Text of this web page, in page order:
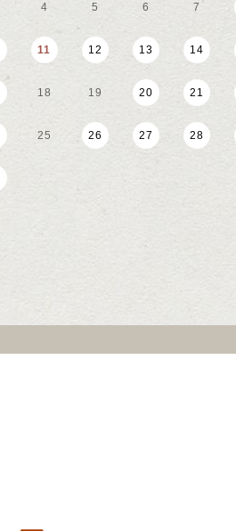
4 5 6 7
11 12 13 14
18 19 20 21
25 26 27 28